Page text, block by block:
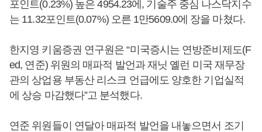
포인트(0.23%) 높은 4954.23에, 기술주 중심 나스닥지수
는 11.32포인트(0.07%) 오른 1만5609.0에 장을 마쳤다.
한지영 키움증권 연구원은 “미국증시는 연방준비제도(F
ed, 연준) 위원의 매파적 발언과 재닛 옐런 미국 재무장
관의 상업용 부동산 리스크 언급에도 양호한 기업실적
에 상승 마감했다”고 분석했다.
연준 위원들이 연달아 매파적 발언을 내놓으면서 조기